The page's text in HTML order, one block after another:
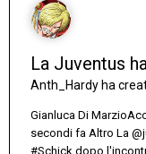
La Juventus
Anth_Hardy ha
Gianluca Di Marzio‏Account verificato @DiMarzio 34 sec34
secondi fa Altro La
#Schick dopo